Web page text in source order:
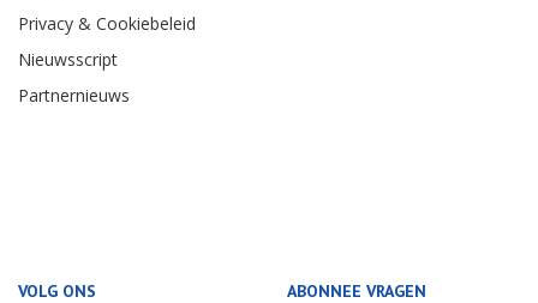
Privacy & Cookiebeleid
Nieuwsscript
Partnernieuws
VOLG ONS ABONNEE VRAGEN